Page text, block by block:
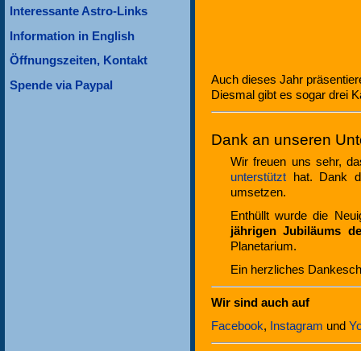
Auch dieses Jahr
Diesmal gibt es sogar drei
Dank an unseren
Wir freuen uns sehr,
unterstützt hat. Dank
umsetzen.
Enthüllt wurde die
jährigen Jubiläums
Planetarium.
Ein herzliches
Wir sind auch auf
Facebook, Instagram und
Interessante Astro-Links
Information in English
Öffnungszeiten, Kontakt
Spende via Paypal